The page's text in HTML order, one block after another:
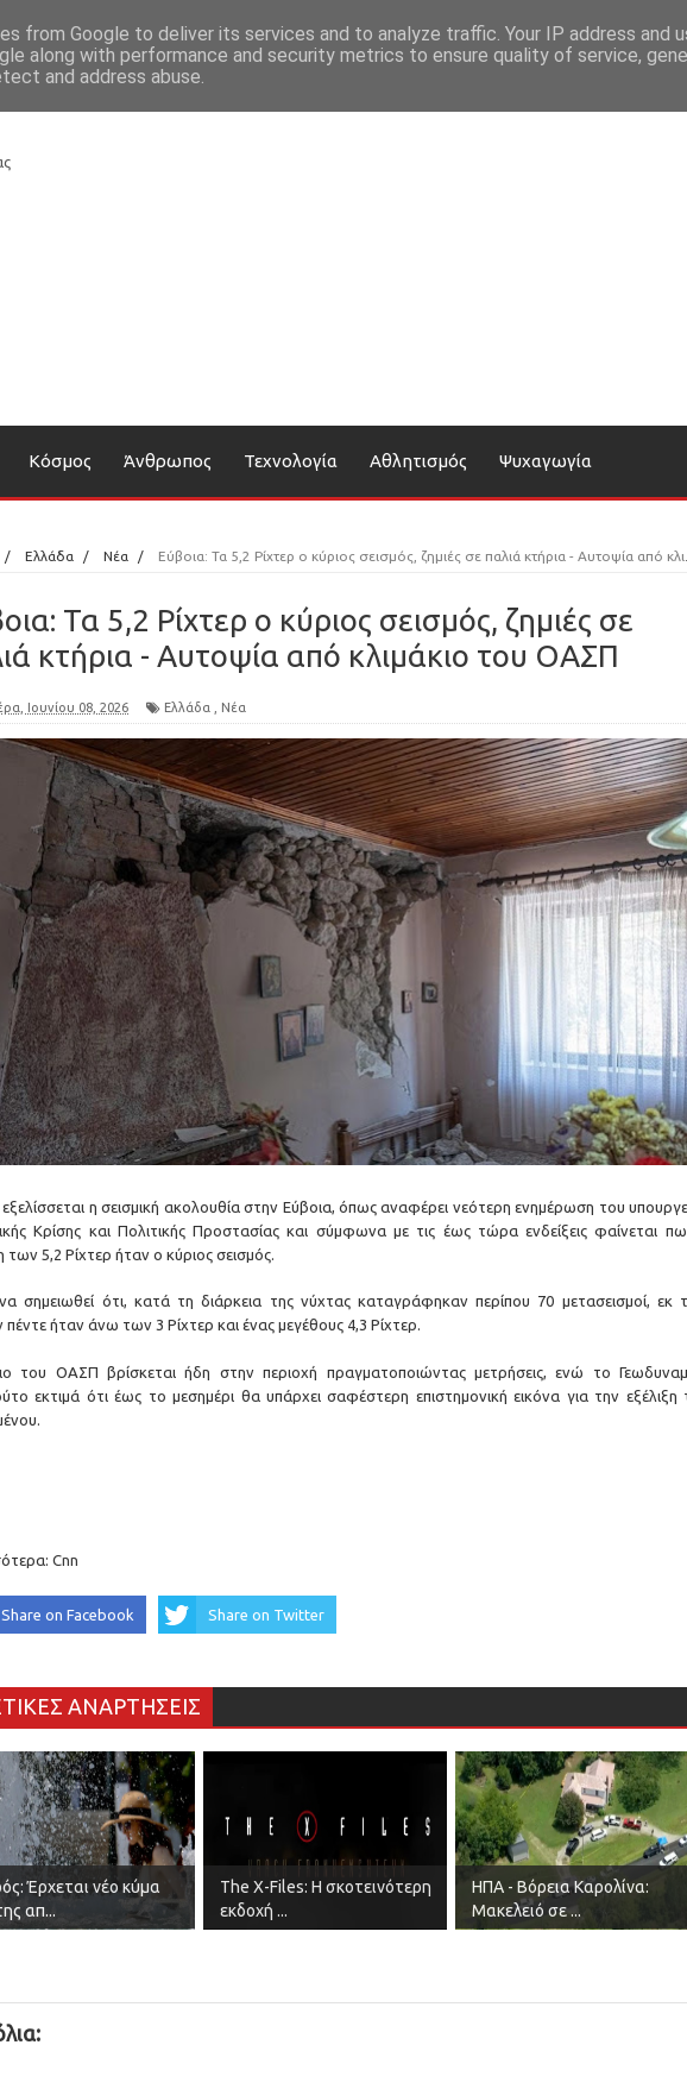
Κόσμος Άνθρωπος Τεχνολογία Αθλητισμός Ψυχαγωγία
/ Ελλάδα / Νέα / Εύβοια: Τα 5,2 Ρίχτερ ο κύριος σεισμός, ζημιές σε παλιά κτήρια - Αυτοψία από κλιμάκιο του ΟΑΣΠ
Τα 5,2 Ρίχτερ ο κύριος σεισμός, ζημιές σε
κτήρια - Αυτοψία από κλιμάκιο του ΟΑΣΠ
Ιουνίου 08, 2026 Ελλάδα Νέα
η σεισμική ακολουθία στην Εύβοια, όπως αναφέρει νεότερη ενημέρωση του
Κρίσης και Πολιτικής Προστασίας και σύμφωνα με τις έως τώρα ενδείξεις φαίνεται
των 5,2 Ρίχτερ ήταν ο κύριος σεισμός.
να σημειωθεί ότι, κατά τη διάρκεια της νύχτας καταγράφηκαν περίπου 70 μετασεισμοί, εκ
πέντε ήταν άνω των 3 Ρίχτερ και ένας μεγέθους 4,3 Ρίχτερ.
του ΟΑΣΠ βρίσκεται ήδη στην περιοχή πραγματοποιώντας μετρήσεις, ενώ το
εκτιμά ότι έως το μεσημέρι θα υπάρχει σαφέστερη επιστημονική εικόνα για την εξέλιξη
Cnn
Share on Facebook Share on Twitter
ΑΝΑΡΤΗΣΕΙΣ
Έρχεται νέο κύμα
απ...
The X-Files: Η σκοτεινότερη
εκδοχή ...
ΗΠΑ - Βόρεια Καρολίνα:
Μακελειό σε ...
from Google to deliver its services and to analyze traffic. Your IP address and
along with performance and security metrics to ensure quality of service,
and address abuse.